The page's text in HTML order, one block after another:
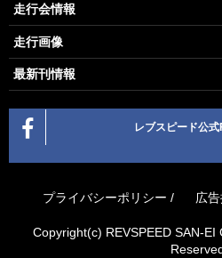
走行会情報
走行画像
最新刊情報
レブスピード公
プライバシーポリシー / 広
Copyright(c) REVSPEED SAN-EI